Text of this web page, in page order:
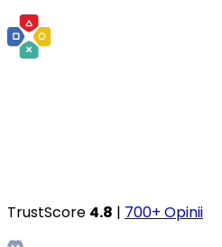
TrustScore 4.8 | 700+ Opinii